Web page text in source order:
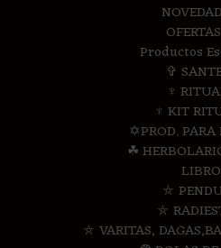
Productos
✞
♆
♆ KIT
✡PROD.
☘
⛤
⛤
⛤ VARITAS,